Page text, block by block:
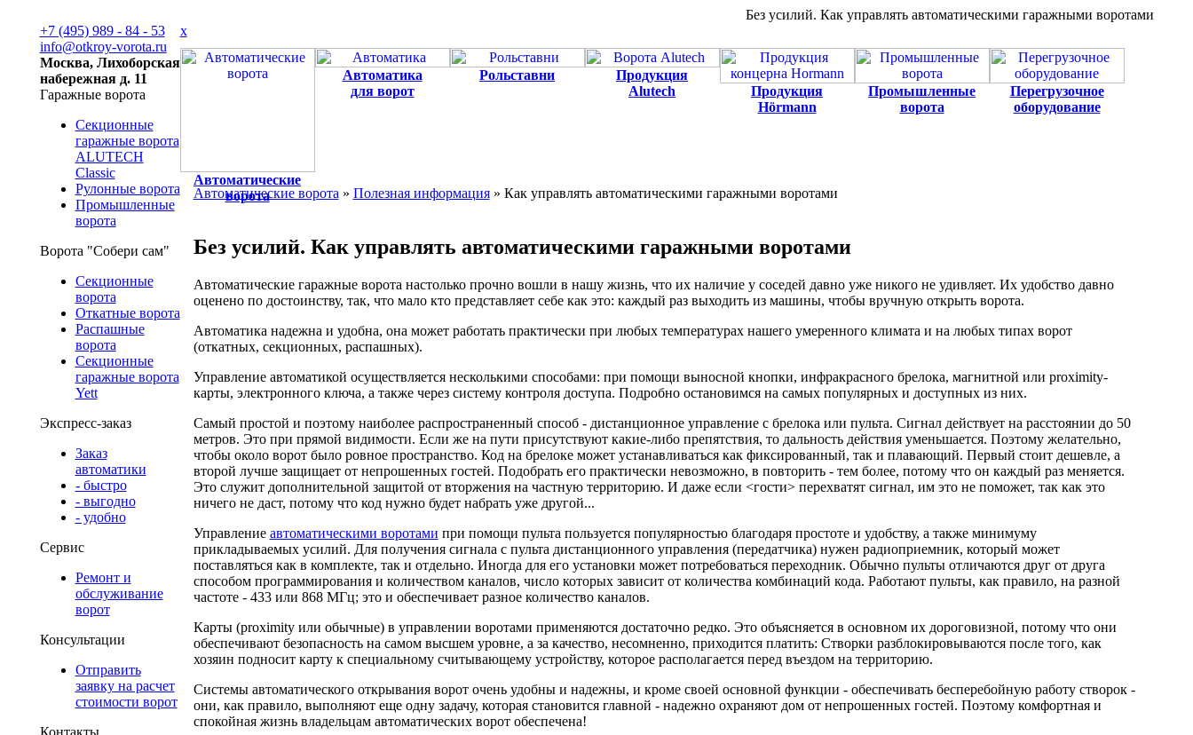
Без усилий. Как управлять автоматическими гаражными воротами
+7 (495) 989 - 84 - 53
info@otkroy-vorota.ru
Москва, Лихоборская
набережная д. 11
Гаражные ворота
Секционные
гаражные ворота
ALUTECH
Classic
Рулонные ворота
Промышленные
ворота
Ворота "Собери сам"
Секционные
ворота
Откатные ворота
Распашные
ворота
Секционные
гаражные ворота
Yett
Экспресс-заказ
Заказ
автоматики
- быстро
- выгодно
- удобно
Сервис
Ремонт и
обслуживание
ворот
Консультации
Отправить
заявку на расчет
стоимости ворот
Контакты
x
Автоматические
ворота
Автоматика
для ворот
Рольставни
Продукция
Alutech
Продукция
Hörmann
Промышленные
ворота
Перегрузочное
оборудование
Автоматические ворота » Полезная информация» Как управлять автоматическими гаражными воротами
Без усилий. Как управлять автоматическими гаражными воротами
Автоматические гаражные ворота настолько прочно вошли в нашу жизнь, что их наличие у соседей давно уже никого не удивляет. Их удобство давно
оценено по достоинству, так, что мало кто представляет себе как это: каждый раз выходить из машины, чтобы вручную открыть ворота.
Автоматика надежна и удобна, она может работать практически при любых температурах нашего умеренного климата и на любых типах ворот
(откатных, секционных, распашных).
Управление автоматикой осуществляется несколькими способами: при помощи выносной кнопки, инфракрасного брелока, магнитной или proximity-
карты, электронного ключа, а также через систему контроля доступа. Подробно остановимся на самых популярных и доступных из них.
Самый простой и поэтому наиболее распространенный способ - дистанционное управление с брелока или пульта. Сигнал действует на расстоянии до 50
метров. Это при прямой видимости. Если же на пути присутствуют какие-либо препятствия, то дальность действия уменьшается. Поэтому желательно,
чтобы около ворот было ровное пространство. Код на брелоке может устанавливаться как фиксированный, так и плавающий. Первый стоит дешевле, а
второй лучше защищает от непрошенных гостей. Подобрать его практически невозможно, в повторить - тем более, потому что он каждый раз меняется.
Это служит дополнительной защитой от вторжения на частную территорию. И даже если <гости> перехватят сигнал, им это не поможет, так как это
ничего не даст, потому что код нужно будет набрать уже другой...
Управление автоматическими воротами при помощи пульта пользуется популярностью благодаря простоте и удобству, а также минимуму
прикладываемых усилий. Для получения сигнала с пульта дистанционного управления (передатчика) нужен радиоприемник, который может
поставляться как в комплекте, так и отдельно. Иногда для его установки может потребоваться переходник. Обычно пульты отличаются друг от друга
способом программирования и количеством каналов, число которых зависит от количества комбинаций кода. Работают пульты, как правило, на разной
частоте - 433 или 868 МГц; это и обеспечивает разное количество каналов.
Карты (proximity или обычные) в управлении воротами применяются достаточно редко. Это объясняется в основном их дороговизной, потому что они
обеспечивают безопасность на самом высшем уровне, а за качество, несомненно, приходится платить: Створки разблокировываются после того, как
хозяин подносит карту к специальному считывающему устройству, которое располагается перед въездом на территорию.
Системы автоматического открывания ворот очень удобны и надежны, и кроме своей основной функции - обеспечивать бесперебойную работу створок -
они, как правило, выполняют еще одну задачу, которая становится главной - надежно охраняют дом от непрошенных гостей. Поэтому комфортная и
спокойная жизнь владельцам автоматических ворот обеспечена!